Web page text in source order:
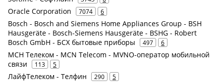
Oracle Corporation 7074 6
Bosch - Bosch and Siemens Home Appliances Group - BSH
Hausgeräte - Bosch-Siemens Hausgeräte - BSHG - Robert
Bosch GmbH - БСХ бытовые приборы
497 6
МСН Телеком - MCN Telecom - MVNO-оператор мобильной
связи
113 5
ЛайфТелеком - Телфин 290 5